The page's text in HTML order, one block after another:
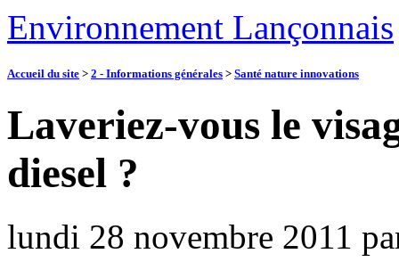
Environnement Lançonnais
Accueil du site > 2 - Informations générales > Santé nature innovations
Laveriez-vous le
diesel ?
lundi 28 novembre 2011